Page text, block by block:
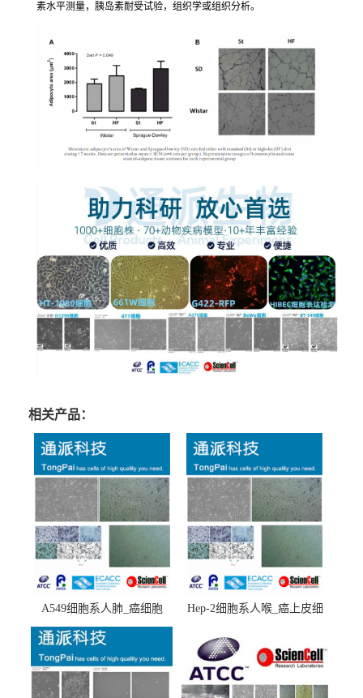
素水平测量，胰岛素耐受试验，组织学或组织分析。
相关产品：
A549细胞系人肺_癌细胞
(A549细胞)
Hep-2细胞系人喉_癌上皮细